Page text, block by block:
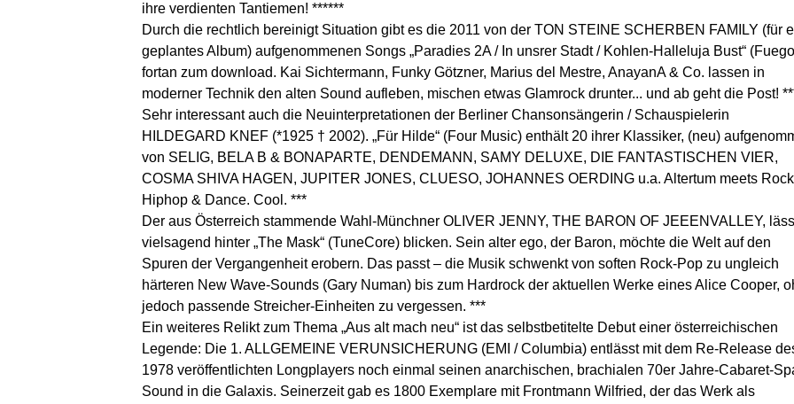
ihre verdienten Tantiemen! ******
Durch die rechtlich bereinigt Situation gibt es die 2011 von der TON STEINE SCHERBEN FAMILY (für
geplantes Album) aufgenommenen Songs „Paradies 2A / In unsrer Stadt / Kohlen-Halleluja Bust“
fortan zum download. Kai Sichtermann, Funky Götzner, Marius del Mestre, AnayanA & Co. lassen in
moderner Technik den alten Sound aufleben, mischen etwas Glamrock drunter... und ab geht die Post!
Sehr interessant auch die Neuinterpretationen der Berliner Chansonsängerin / Schauspielerin
HILDEGARD KNEF (*1925 † 2002). „Für Hilde“ (Four Music) enthält 20 ihrer Klassiker, (neu)
von SELIG, BELA B & BONAPARTE, DENDEMANN, SAMY DELUXE, DIE FANTASTISCHEN VIER,
COSMA SHIVA HAGEN, JUPITER JONES, CLUESO, JOHANNES OERDING u.a. Altertum meets
Hiphop & Dance. Cool. ***
Der aus Österreich stammende Wahl-Münchner OLIVER JENNY, THE BARON OF JEEENVALLEY,
vielsagend hinter „The Mask“ (TuneCore) blicken. Sein alter ego, der Baron, möchte die Welt auf den
Spuren der Vergangenheit erobern. Das passt – die Musik schwenkt von soften Rock-Pop zu ungleich
härteren New Wave-Sounds (Gary Numan) bis zum Hardrock der aktuellen Werke eines Alice Cooper,
jedoch passende Streicher-Einheiten zu vergessen. ***
Ein weiteres Relikt zum Thema „Aus alt mach neu“ ist das selbstbetitelte Debut einer österreichischen
Legende: Die 1. ALLGEMEINE VERUNSICHERUNG (EMI / Columbia) entlässt mit dem Re-Release
1978 veröffentlichten Longplayers noch einmal seinen anarchischen, brachialen 70er Jahre-Cabaret-
Sound in die Galaxis. Seinerzeit gab es 1800 Exemplare mit Frontmann Wilfried, der das Werk als